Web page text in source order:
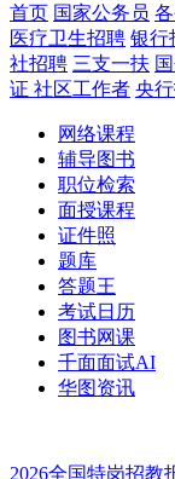
首页 国家公务员
医疗卫生招聘 银行
社招聘 三支一扶
证 社区工作者 央
网络课程
辅导图书
职位检索
面授课程
证件照
题库
答题王
考试日历
图书网课
千面面试AI
华图资讯
2026全国特岗招教